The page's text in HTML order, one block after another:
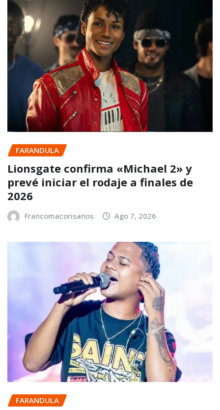
FARANDULA
Lionsgate confirma «Michael 2» y
prevé iniciar el rodaje a finales de
2026
Francomacorisanos Ago 7, 2026
FARANDULA